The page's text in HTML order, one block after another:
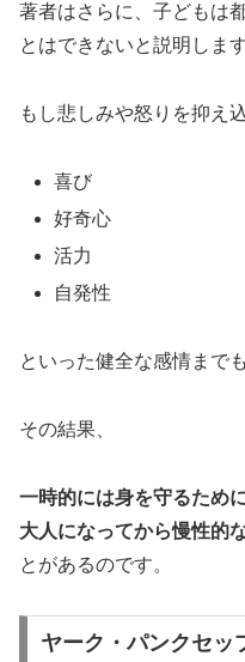
著者はさらに、子どもは
とはできないと説明します
もし悲しみや怒りを抑え
喜び
好奇心
活力
自発性
といった健全な感情まで
その結果、
一時的には身を守るため
大人になってから慢性的
とがあるのです。
ヤーク・パンクセッ